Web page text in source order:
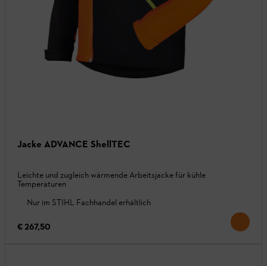
Jacke ADVANCE ShellTEC
Leichte und zugleich wärmende Arbeitsjacke für kühle
Temperaturen
Nur im STIHL Fachhandel erhältlich
€ 267,50